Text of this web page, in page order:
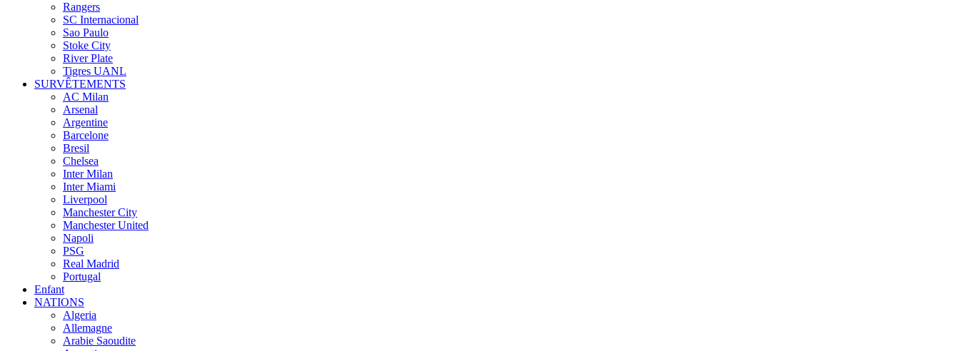
Rangers
SC Internacional
Sao Paulo
Stoke City
River Plate
Tigres UANL
SURVÊTEMENTS
AC Milan
Arsenal
Argentine
Barcelone
Bresil
Chelsea
Inter Milan
Inter Miami
Liverpool
Manchester City
Manchester United
Napoli
PSG
Real Madrid
Portugal
Enfant
NATIONS
Algeria
Allemagne
Arabie Saoudite